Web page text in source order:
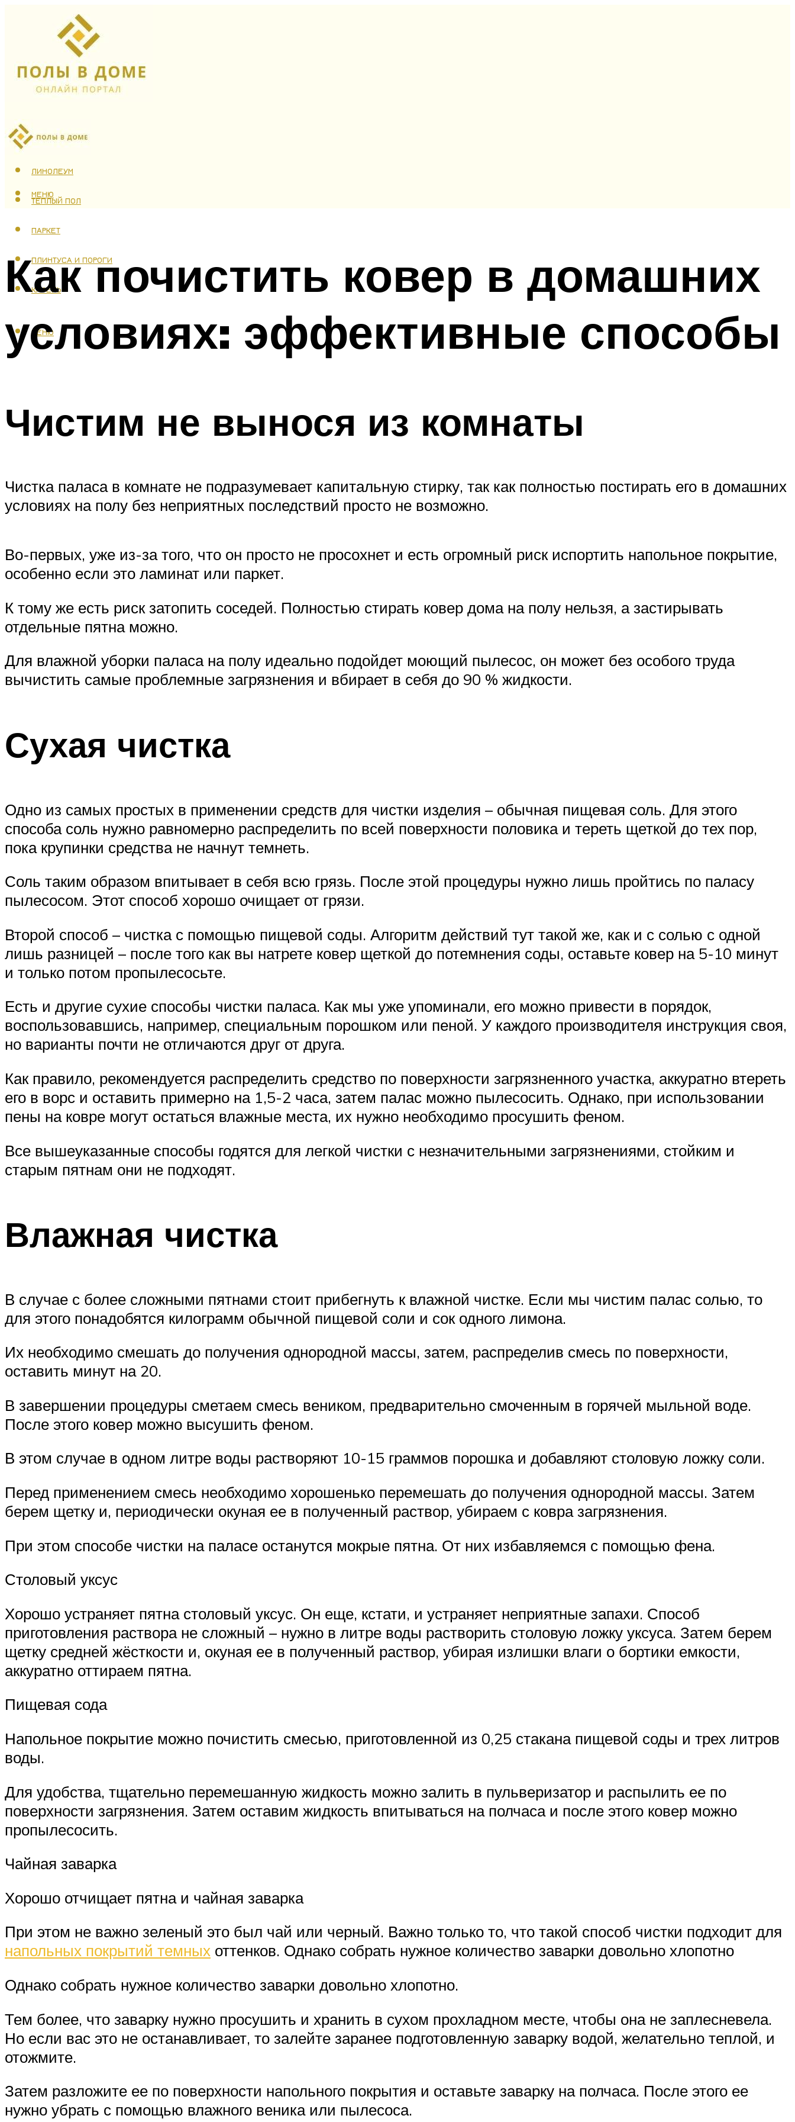
ЛАМИНАТ
ЛИНОЛЕУМ
ТЕПЛЫЙ ПОЛ
ПАРКЕТ
ПЛИНТУСА И ПОРОГИ
КАФЕЛЬ
МЕНЮ
МЕНЮ
Как почистить ковер в домашних
условиях: эффективные способы
Чистим не вынося из комнаты
Чистка паласа в комнате не подразумевает капитальную стирку, так как полностью постирать его в домашних
условиях на полу без неприятных последствий просто не возможно.
Во-первых, уже из-за того, что он просто не просохнет и есть огромный риск испортить напольное покрытие,
особенно если это ламинат или паркет.
К тому же есть риск затопить соседей. Полностью стирать ковер дома на полу нельзя, а застирывать
отдельные пятна можно.
Для влажной уборки паласа на полу идеально подойдет моющий пылесос, он может без особого труда
вычистить самые проблемные загрязнения и вбирает в себя до 90 % жидкости.
Сухая чистка
Одно из самых простых в применении средств для чистки изделия – обычная пищевая соль. Для этого
способа соль нужно равномерно распределить по всей поверхности половика и тереть щеткой до тех пор,
пока крупинки средства не начнут темнеть.
Соль таким образом впитывает в себя всю грязь. После этой процедуры нужно лишь пройтись по паласу
пылесосом. Этот способ хорошо очищает от грязи.
Второй способ – чистка с помощью пищевой соды. Алгоритм действий тут такой же, как и с солью с одной
лишь разницей – после того как вы натрете ковер щеткой до потемнения соды, оставьте ковер на 5-10 минут
и только потом пропылесосьте.
Есть и другие сухие способы чистки паласа. Как мы уже упоминали, его можно привести в порядок,
воспользовавшись, например, специальным порошком или пеной. У каждого производителя инструкция своя,
но варианты почти не отличаются друг от друга.
Как правило, рекомендуется распределить средство по поверхности загрязненного участка, аккуратно втереть
его в ворс и оставить примерно на 1,5-2 часа, затем палас можно пылесосить. Однако, при использовании
пены на ковре могут остаться влажные места, их нужно необходимо просушить феном.
Все вышеуказанные способы годятся для легкой чистки с незначительными загрязнениями, стойким и
старым пятнам они не подходят.
Влажная чистка
В случае с более сложными пятнами стоит прибегнуть к влажной чистке. Если мы чистим палас солью, то
для этого понадобятся килограмм обычной пищевой соли и сок одного лимона.
Их необходимо смешать до получения однородной массы, затем, распределив смесь по поверхности,
оставить минут на 20.
В завершении процедуры сметаем смесь веником, предварительно смоченным в горячей мыльной воде.
После этого ковер можно высушить феном.
В этом случае в одном литре воды растворяют 10-15 граммов порошка и добавляют столовую ложку соли.
Перед применением смесь необходимо хорошенько перемешать до получения однородной массы. Затем
берем щетку и, периодически окуная ее в полученный раствор, убираем с ковра загрязнения.
При этом способе чистки на паласе останутся мокрые пятна. От них избавляемся с помощью фена.
Столовый уксус
Хорошо устраняет пятна столовый уксус. Он еще, кстати, и устраняет неприятные запахи. Способ
приготовления раствора не сложный – нужно в литре воды растворить столовую ложку уксуса. Затем берем
щетку средней жёсткости и, окуная ее в полученный раствор, убирая излишки влаги о бортики емкости,
аккуратно оттираем пятна.
Пищевая сода
Напольное покрытие можно почистить смесью, приготовленной из 0,25 стакана пищевой соды и трех литров
воды.
Для удобства, тщательно перемешанную жидкость можно залить в пульверизатор и распылить ее по
поверхности загрязнения. Затем оставим жидкость впитываться на полчаса и после этого ковер можно
пропылесосить.
Чайная заварка
Хорошо отчищает пятна и чайная заварка
При этом не важно зеленый это был чай или черный. Важно только то, что такой способ чистки подходит для
напольных покрытий темных оттенков. Однако собрать нужное количество заварки довольно хлопотно
Однако собрать нужное количество заварки довольно хлопотно.
Тем более, что заварку нужно просушить и хранить в сухом прохладном месте, чтобы она не заплесневела.
Но если вас это не останавливает, то залейте заранее подготовленную заварку водой, желательно теплой, и
отожмите.
Затем разложите ее по поверхности напольного покрытия и оставьте заварку на полчаса. После этого ее
нужно убрать с помощью влажного веника или пылесоса.